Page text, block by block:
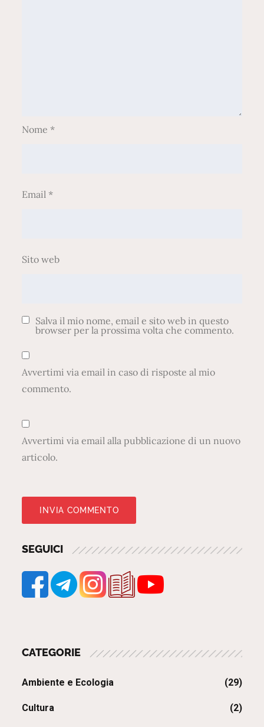
Nome*
Email*
Sito web
Salva il mio nome, email e sito web in questo
browser per la prossima volta che commento.
Avvertimi via email in caso di risposte al mio
commento.
Avvertimi via email alla pubblicazione di un nuovo
articolo.
SEGUICI
CATEGORIE
Ambiente e Ecologia (29)
Cultura (2)